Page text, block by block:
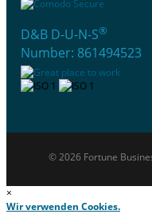
D&B D-U-N-S®
Number: 861494523
© 2026 Fortune
×
Wir verwenden Cookies.